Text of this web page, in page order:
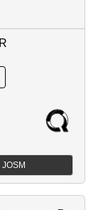
JOSM